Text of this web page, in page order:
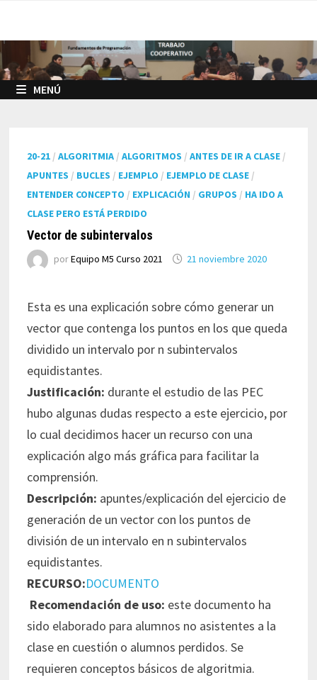
contenido
MENÚ
20-21 /ALGORITMIA /ALGORITMOS /ANTES DE IR A CLASE /
APUNTES / BUCLES / EJEMPLO / EJEMPLO DE CLASE /
ENTENDER CONCEPTO / EXPLICACIÓN / GRUPOS / HA IDO A
CLASE PERO ESTÁ PERDIDO
Vector de subintervalos
porEquipo M5 Curso 2021 21 noviembre 2020
Esta es una explicación sobre cómo generar un
vector que contenga los puntos en los que queda
dividido un intervalo por n subintervalos
equidistantes.
Justificación: durante el estudio de las PEC
hubo algunas dudas respecto a este ejercicio, por
lo cual decidimos hacer un recurso con una
explicación algo más gráfica para facilitar la
comprensión.
Descripción: apuntes/explicación del ejercicio de
generación de un vector con los puntos de
división de un intervalo en n subintervalos
equidistantes.
RECURSO:DOCUMENTO
Recomendación de uso: este documento ha
sido elaborado para alumnos no asistentes a la
clase en cuestión o alumnos perdidos. Se
requieren conceptos básicos de algoritmia.